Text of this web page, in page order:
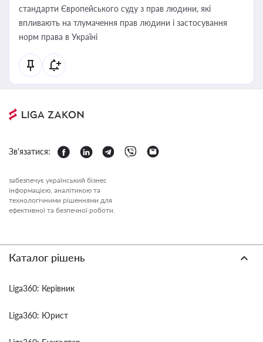
стандарти Європейського суду з прав людини, які
впливають на тлумачення прав людини і застосування
норм права в Україні
Зв'язатися:
забезпечує український бізнес
інформацією, аналітикою та
технологічними рішеннями для
ефективної та безпечної роботи.
Каталог рішень
Liga360: Керівник
Liga360: Юрист